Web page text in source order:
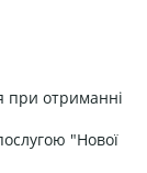
при отриманні
"Нової